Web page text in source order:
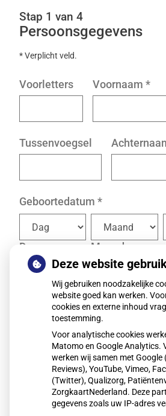
Stap 1 van 4
Persoonsgegevens
* Verplicht veld.
Voorletters Voornaam *
Tussenvoegsel
Geboortedatum *
Dag Maand
Geslacht
Man
Vrouw
Anders
Volgende
Deze website
Wij gebruiken noodzakelijke
website goed kan werken.
cookies en externe inhoud
toestemming.
Voor analytische cookies
Matomo en Google Analytics.
werken wij samen met Google
Reviews), YouTube, Vimeo,
(Twitter), Qualizorg,
ZorgkaartNederland. Deze
gegevens zoals uw IP-adres